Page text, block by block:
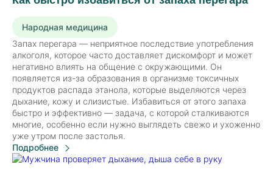
Народная медицина
Запах перегара — неприятное последствие употребления
алкоголя, которое часто доставляет дискомфорт и может
негативно влиять на общение с окружающими. Он
появляется из-за образования в организме токсичных
продуктов распада этанола, которые выделяются через
дыхание, кожу и слизистые. Избавиться от этого запаха
быстро и эффективно — задача, с которой сталкиваются
многие, особенно если нужно выглядеть свежо и ухоженно
уже утром после застолья.
Подробнее